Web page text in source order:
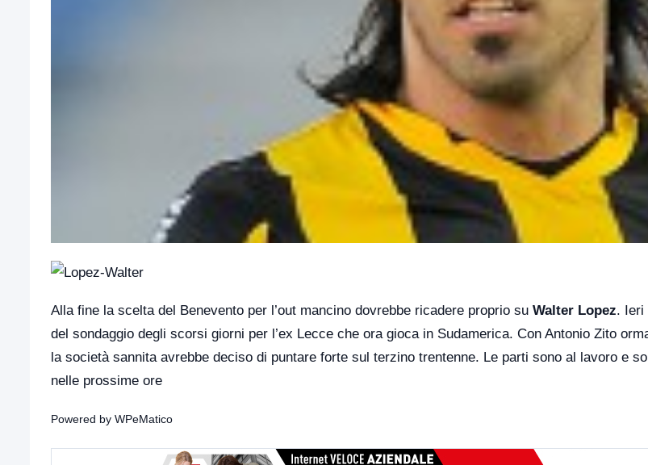
Alla fine la scelta del Benevento per l’out mancino dovrebbe ricadere proprio su Walter Lopez. Ieri
del sondaggio degli scorsi giorni per l’ex Lecce che ora gioca in Sudamerica. Con Antonio Zito
la società sannita avrebbe deciso di puntare forte sul terzino trentenne. Le parti sono al lavoro e
nelle prossime ore
Powered by WPeMatico